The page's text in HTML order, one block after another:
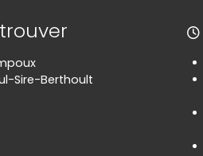
Sire-Berthoult